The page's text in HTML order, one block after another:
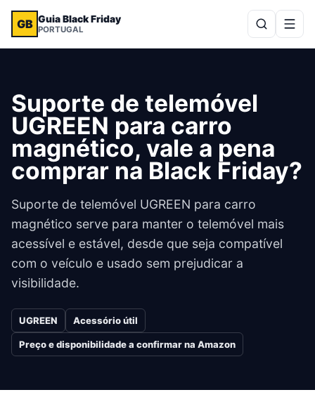
GB Guia Black Friday
PORTUGAL
Suporte de telemóvel
UGREEN para carro
magnético, vale a pena
comprar na Black Friday?
Suporte de telemóvel UGREEN para carro
magnético serve para manter o telemóvel mais
acessível e estável, desde que seja compatível
com o veículo e usado sem prejudicar a
visibilidade.
UGREEN Acessório útil
Preço e disponibilidade a confirmar na Amazon